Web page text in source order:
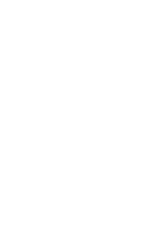
En ese sentido,
está realizando
herramientas
identificar
«Todas las
testigos de una
conociendo los